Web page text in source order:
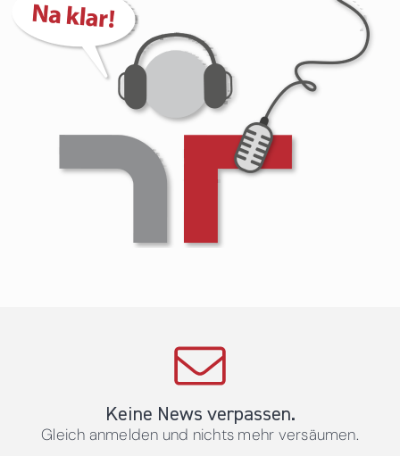
Keine News verpassen.
Gleich anmelden und nichts mehr versäumen.